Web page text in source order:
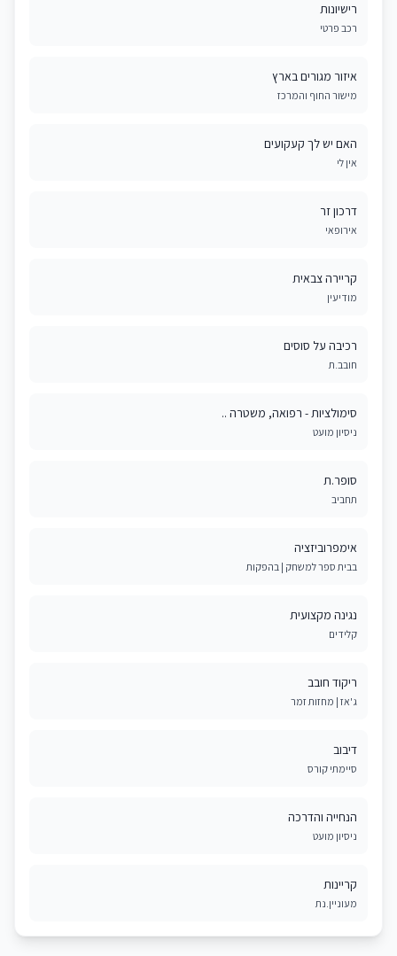
רישיונות
רכב פרטי
איזור מגורים בארץ
מישור החוף והמרכז
האם יש לך קעקועים
אין לי
דרכון זר
אירופאי
קריירה צבאית
מודיעין
רכיבה על סוסים
חובב.ת
סימולציות - רפואה, משטרה ..
ניסיון מועט
סופר.ת
תחביב
אימפרוביזציה
בבית ספר למשחק | בהפקות
נגינה מקצועית
קלידים
ריקוד חובב
ג'אז | מחזות זמר
דיבוב
סיימתי קורס
הנחייה והדרכה
ניסיון מועט
קריינות
מעוניין.נת